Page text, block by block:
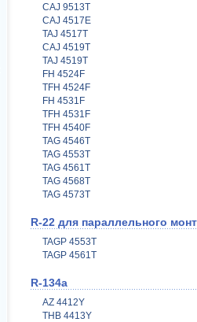
CAJ 9513T
CAJ 4517E
TAJ 4517T
CAJ 4519T
TAJ 4519T
FH 4524F
TFH 4524F
FH 4531F
TFH 4531F
TFH 4540F
TAG 4546T
TAG 4553T
TAG 4561T
TAG 4568T
TAG 4573T
R-22 для параллельного
TAGP 4553T
TAGP 4561T
R-134a
AZ 4412Y
THB 4413Y